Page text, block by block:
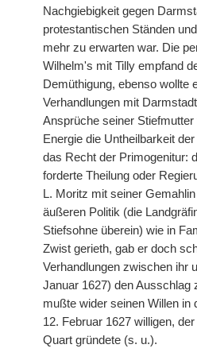
Nachgiebigkeit gegen
protestantischen Ständen
mehr zu erwarten war. Die
Wilhelm's mit Tilly empfand
Demüthigung, ebenso wollte
Verhandlungen mit
Ansprüche seiner Stiefmutter
Energie die Untheilbarkeit
das Recht der Primogenitur:
forderte Theilung oder
L. Moritz mit seiner
äußeren Politik (die
Stiefsohne überein) wie in
Zwist gerieth, gab er doch
Verhandlungen zwischen ihr
Januar 1627) den Ausschlag
mußte wider seinen Willen in
12. Februar 1627 willigen,
Quart gründete (s. u.).